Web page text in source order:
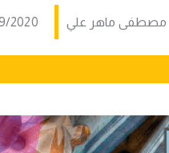
مصطفى ماهر علي 2020